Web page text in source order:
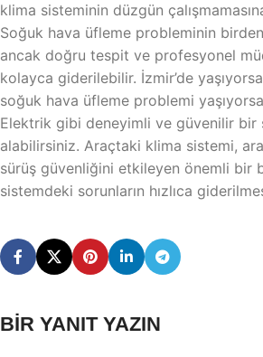
klima sisteminin düzgün
Soğuk hava üfleme probleminin
ancak doğru tespit ve profesyonel
kolayca giderilebilir. İzmir’de
soğuk hava üfleme problemi
Elektrik gibi deneyimli ve güvenilir bir
alabilirsiniz. Araçtaki klima sistemi,
sürüş güvenliğini etkileyen önemli bir
sistemdeki sorunların hızlıca
BIR YANIT YAZIN